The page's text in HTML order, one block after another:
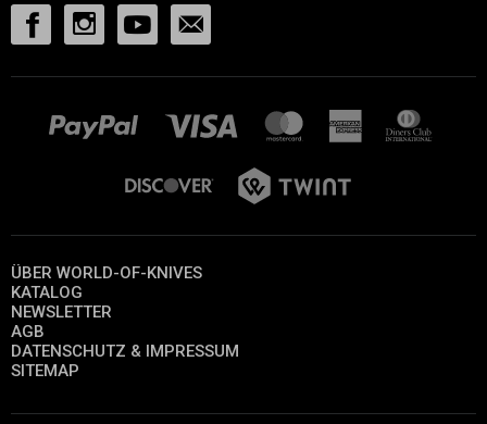
ÜBER WORLD-OF-KNIVES
KATALOG
NEWSLETTER
AGB
DATENSCHUTZ & IMPRESSUM
SITEMAP